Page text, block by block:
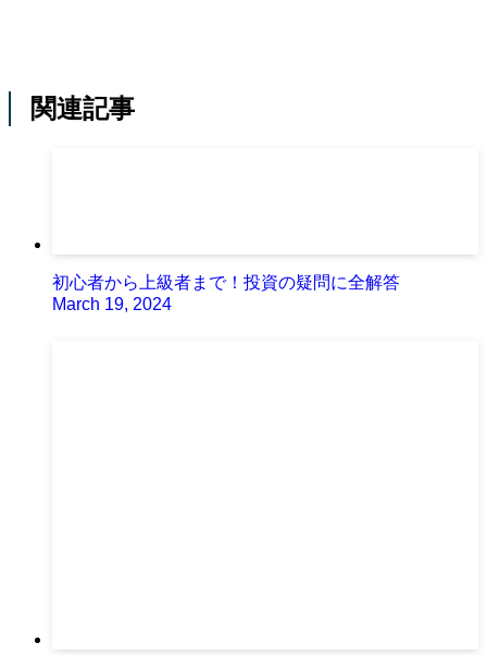
関連記事
初心者から上級者まで！投資の疑問に全解答
March 19, 2024